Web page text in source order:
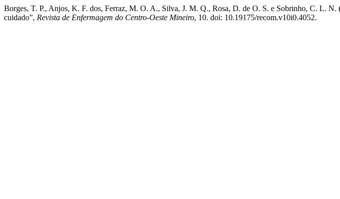
Borges, T. P., Anjos, K. F. dos, Ferraz, M. O. A., Silva, J. M. Q., Rosa, D. de O. S. e Sobrinho, C. L. N.
cuidado”, Revista de Enfermagem do Centro-Oeste Mineiro, 10. doi: 10.19175/recom.v10i0.4052.